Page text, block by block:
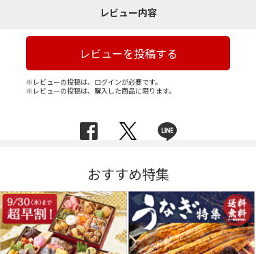
レビュー内容
レビューを投稿する
※レビューの投稿は、ログインが必要です。
※レビューの投稿は、購入した商品に限ります。
おすすめ特集